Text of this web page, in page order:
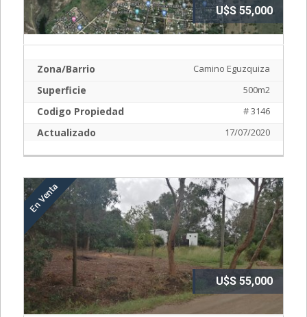
U$S 55,000
Zona/Barrio Camino Eguzquiza
Superficie 500m2
Codigo Propiedad # 3146
Actualizado 17/07/2020
U$S 55,000